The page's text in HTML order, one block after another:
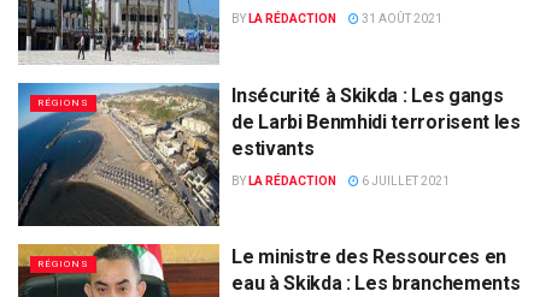
BY LA RÉDACTION 31 AOÛT 2021
RÉGIONS
Insécurité à Skikda : Les gangs
de Larbi Benmhidi terrorisent les
estivants
BY LA RÉDACTION 6 JUILLET 2021
RÉGIONS
Le ministre des Ressources en
eau à Skikda : Les branchements